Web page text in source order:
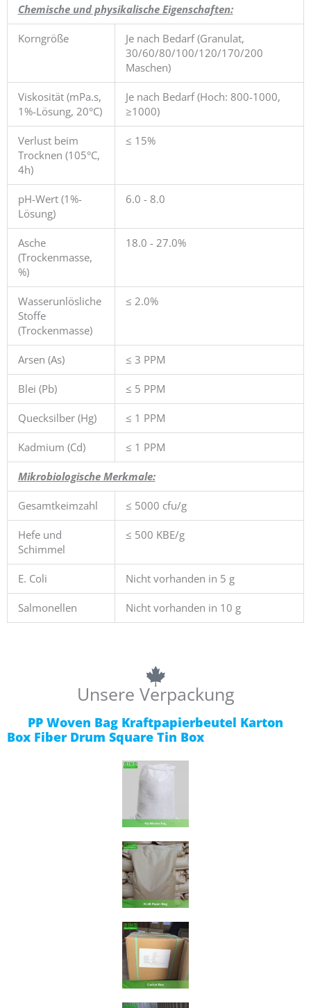
Chemische und physikalische Eigenschaften:
Korngröße
Je nach Bedarf (Granulat,
30/60/80/100/120/170/200
Maschen)
Viskosität (mPa.s,
1%-Lösung, 20°C)
Je nach Bedarf (Hoch: 800-1000,
≥1000)
Verlust beim
Trocknen (105°C,
4h)
≤ 15%
pH-Wert (1%-
Lösung)
6.0 - 8.0
Asche
(Trockenmasse,
%)
18.0 - 27.0%
Wasserunlösliche
Stoffe
(Trockenmasse)
≤ 2.0%
Arsen (As) ≤ 3 PPM
Blei (Pb) ≤ 5 PPM
Quecksilber (Hg) ≤ 1 PPM
Kadmium (Cd) ≤ 1 PPM
Mikrobiologische Merkmale:
Gesamtkeimzahl ≤ 5000 cfu/g
Hefe und
Schimmel
≤ 500 KBE/g
E. Coli Nicht vorhanden in 5 g
Salmonellen Nicht vorhanden in 10 g
Unsere Verpackung
PP Woven Bag Kraftpapierbeutel Karton
Box Fiber Drum Square Tin Box